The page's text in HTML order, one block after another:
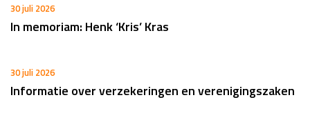
30 juli 2026
In memoriam: Henk ‘Kris’ Kras
30 juli 2026
Informatie over verzekeringen en verenigingszaken